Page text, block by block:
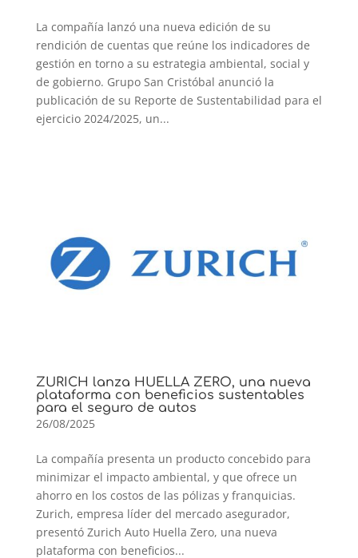
La compañía lanzó una nueva edición de su
rendición de cuentas que reúne los indicadores de
gestión en torno a su estrategia ambiental, social y
de gobierno. Grupo San Cristóbal anunció la
publicación de su Reporte de Sustentabilidad para el
ejercicio 2024/2025, un...
ZURICH lanza HUELLA ZERO, una nueva
plataforma con beneficios sustentables
para el seguro de autos
26/08/2025
La compañía presenta un producto concebido para
minimizar el impacto ambiental, y que ofrece un
ahorro en los costos de las pólizas y franquicias.
Zurich, empresa líder del mercado asegurador,
presentó Zurich Auto Huella Zero, una nueva
plataforma con beneficios...